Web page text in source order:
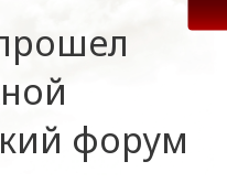
форум